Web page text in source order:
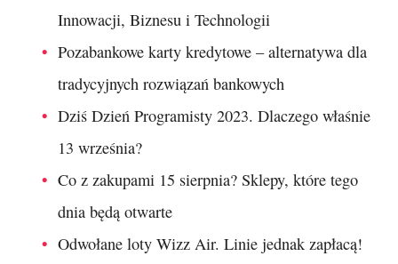
Innowacji, Biznesu i Technologii
Pozabankowe karty kredytowe – alternatywa dla
tradycyjnych rozwiązań bankowych
Dziś Dzień Programisty 2023. Dlaczego właśnie
13 września?
Co z zakupami 15 sierpnia? Sklepy, które tego
dnia będą otwarte
Odwołane loty Wizz Air. Linie jednak zapłacą!